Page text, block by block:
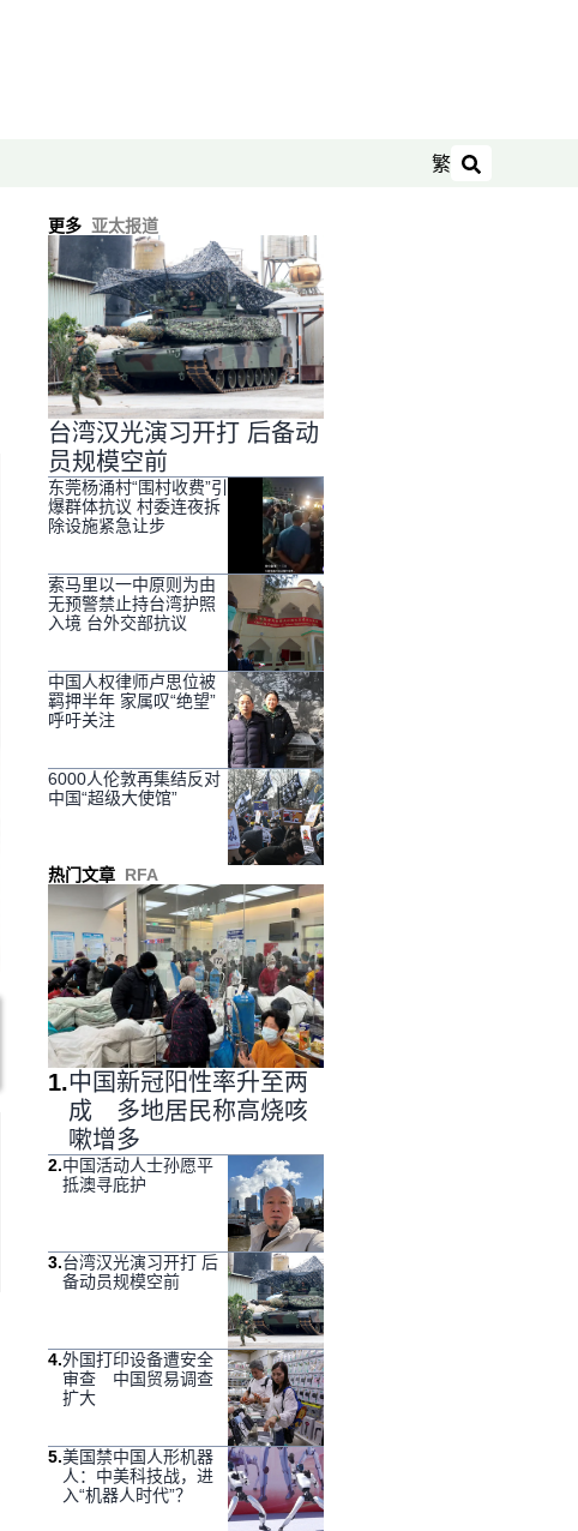
繁
搜索
更多 亚太报道
台湾汉光演习开打 后备动
员规模空前
东莞杨涌村“围村收费”引
爆群体抗议 村委连夜拆
除设施紧急让步
索马里以一中原则为由
无预警禁止持台湾护照
入境 台外交部抗议
中国人权律师卢思位被
羁押半年 家属叹“绝望”
呼吁关注
6000人伦敦再集结反对
中国“超级大使馆”
热门文章 RFA
1.中国新冠阳性率升至两
成 多地居民称高烧咳
嗽增多
2.中国活动人士孙愿平
抵澳寻庇护
3.台湾汉光演习开打 后
备动员规模空前
4.外国打印设备遭安全
审查 中国贸易调查
扩大
5.美国禁中国人形机器
人：中美科技战，进
入“机器人时代”？